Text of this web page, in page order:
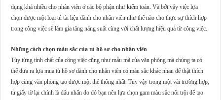
dụng khá nhiều cho nhân viên ở các bộ phận như kiểm toán. Và bởi vậy việc lựa
chọn được một loại tủ tài liệu dành cho nhân viên như thế nào cho thực sự thích hợp
trong công việc sẽ làm gia tăng năng suất cùng với chất lượng hiệu quả từ công việc.
Những cách chọn màu sắc của tủ hồ sơ cho nhân viên
Tùy từng tính chất của công việc cũng như mẫu mã của văn phòng mà chúng ta có
thể đưa ra lựa mua tủ hồ sơ dành cho nhân viên có màu sắc khác nhau để thật thích
hợp cùng văn phòng tạo được một thể thống nhất. Tuy vậy trong một vài trường hợp,
tủ giấy tờ lại chính là dấu nhấn do đó bạn nên lựa chọn gam màu sắc nổi trội để tạo